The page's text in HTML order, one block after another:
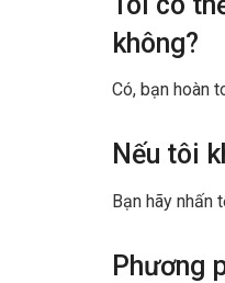
không?
Có, bạn hoàn
Nếu tôi
Bạn hãy nhấn
Phương